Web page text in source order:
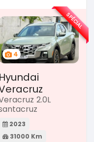
4
Hyundai
2.0L
2023
31000 Km
SPÉCIAL